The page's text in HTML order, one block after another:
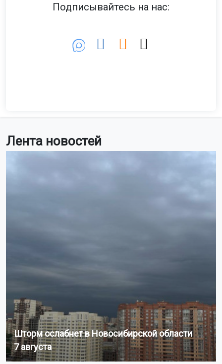
Лента новостей
Шторм ослабнет в Новосибирской области
7 августа
Подписывайтесь на нас: